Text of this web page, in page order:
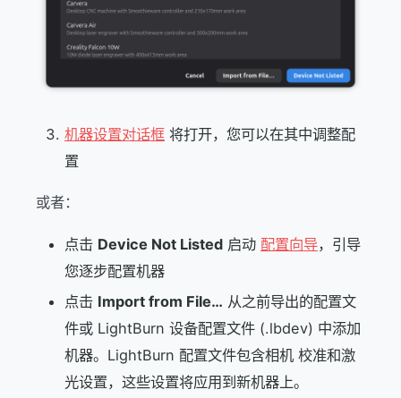
机器设置对话框 将打开，您可以在其中调整配
置
或者：
点击 Device Not Listed 启动 配置向导，引导
您逐步配置机器
点击 Import from File… 从之前导出的配置文
件或 LightBurn 设备配置文件 (.lbdev) 中添加
机器。LightBurn 配置文件包含相机 校准和激
光设置，这些设置将应用到新机器上。